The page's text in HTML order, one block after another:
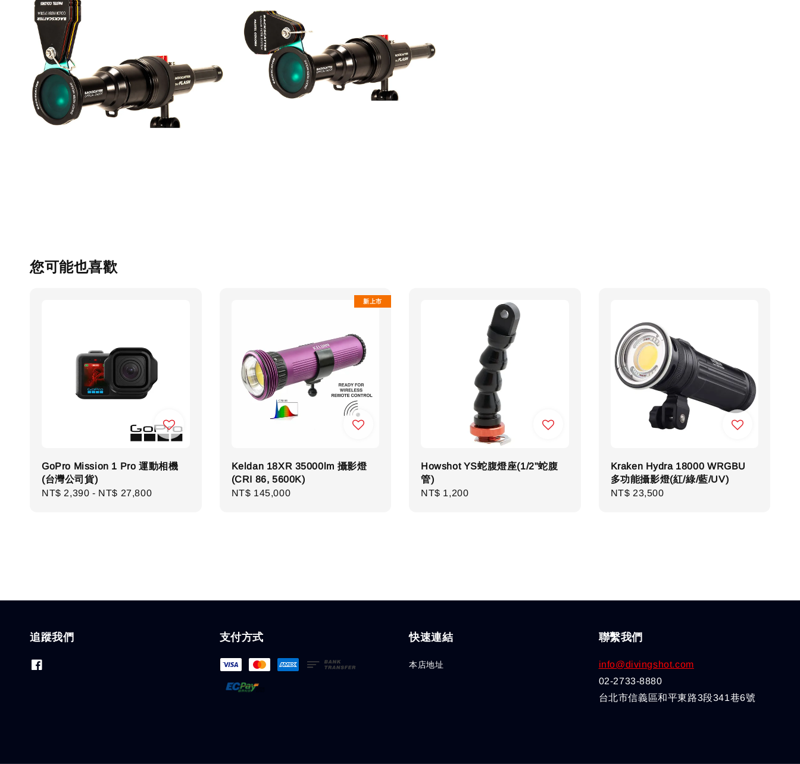
您可能也喜歡
GoPro Mission 1 Pro 運動相機
(台灣公司貨)
Regular
NT$ 2,390 - NT$ 27,800
新上市
Keldan 18XR 35000lm 攝影燈
(CRI 86, 5600K)
Regular
NT$ 145,000
Howshot YS蛇腹燈座(1/2"蛇腹
管)
Regular
NT$ 1,200
Kraken Hydra 18000 WRGBU
多功能攝影燈(紅/綠/藍/UV)
Regular
NT$ 23,500
追蹤我們 支付方式 快速連結
本店地址
聯繫我們
info@divingshot.com
02-2733-8880
台北市信義區和平東路3段341巷6號